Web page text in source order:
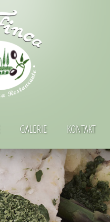
GALERIE KONTAKT